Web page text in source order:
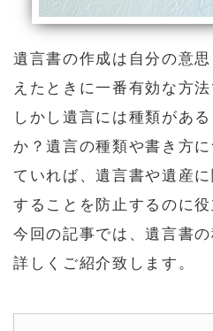
遺言書の作成は自分の意
えたときに一番有効な方法
しかし遺言には種類があ
か？遺言の種類や書き方
ていれば、遺言書や遺産
することを防止するのに役
今回の記事では、遺言書
詳しくご紹介致します。